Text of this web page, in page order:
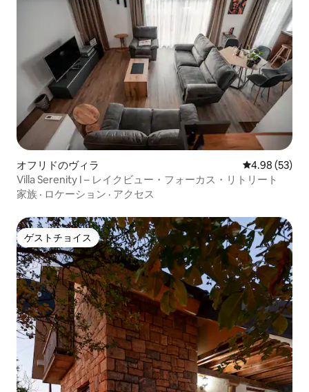
オフリドのヴィラ レビュー53
4.98 (53)
Villa Serenity I – レイクビュー・フォーカス・リトリート
家族 · ロケーション · アクセス
ゲストチョイス
ゲストチョイス